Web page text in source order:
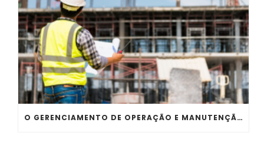
O GERENCIAMENTO DE OPERAÇÃO E MANUTENÇÃO NO PERÍODO DE USO E OCUPAÇÃO DAS EDIFICAÇÕES